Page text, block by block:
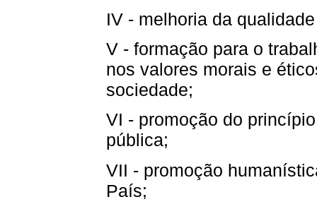
IV - melhoria da
V - formação para o
nos valores morais e
sociedade;
VI - promoção do
pública;
VII - promoção
País;